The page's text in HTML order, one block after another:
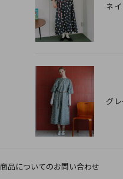
ネ
グ
商品についてのお問い合わせ